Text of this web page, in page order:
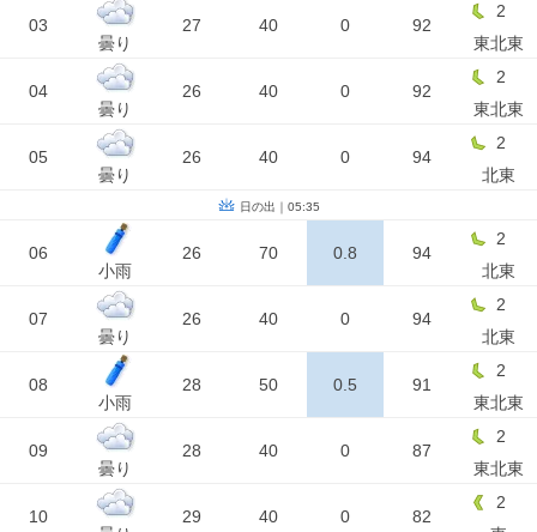
03
曇り
27 40 0 92
2
東北東
04
曇り
26 40 0 92
2
東北東
05
曇り
26 40 0 94
2
北東
日の出｜05:35
06
小雨
26 70 0.8 94
2
北東
07
曇り
26 40 0 94
2
北東
08
小雨
28 50 0.5 91
2
東北東
09
曇り
28 40 0 87
2
東北東
10
29 40 0 82
2